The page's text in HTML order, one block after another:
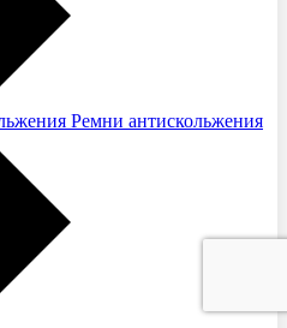
Ремни антискольжения